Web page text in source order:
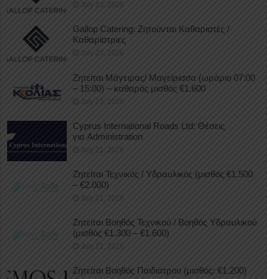
July 23, 2026
Gallop Catering: Ζητούνται Καθαριστές /
Καθαρίστριες
July 23, 2026
Ζητείται Μάγειρας/ Μαγείρισσα (ωράριο 07:00
– 15:00) – καθαρός μισθός €1.600
July 23, 2026
Cyprus International Roads Ltd: Θέσεις
για Administration
July 21, 2026
Ζητείται Τεχνικός / Υδραυλικός (μισθός €1.500
– €2.000)
July 21, 2026
Ζητείται Βοηθός Τεχνικού / Βοηθός Υδραυλικού
(μισθός €1.300 – €1.600)
July 21, 2026
Ζητείται Βοηθός Παιδιάτρου (μισθός: €1.200)